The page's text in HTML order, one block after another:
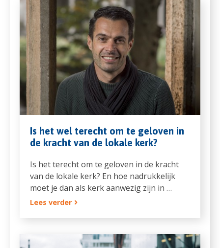
Is het wel terecht om te geloven in
de kracht van de lokale kerk?
Is het terecht om te geloven in de kracht
van de lokale kerk? En hoe nadrukkelijk
moet je dan als kerk aanwezig zijn in …
Lees verder